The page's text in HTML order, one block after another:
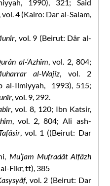
1990), 321; Said
vol. 4 (Kairo: Dar al-Salam,
, vol. 9 (Beirut: Dâr al-
al-‘Azhîm, vol. 2, 804;
al-Wajîz, vol. 2
al-Ilmiyyah, 1993), 515;
, vol. 9, 292.
, vol. 8, 120; Ibn Katsir,
, vol. 2, 804; Ali ash-
, vol. 1 ((Beirut: Dar
Mu’jam Mufradât Alfâzh
Fikr, tt), 385
, vol. 2 (Beirut: Dar